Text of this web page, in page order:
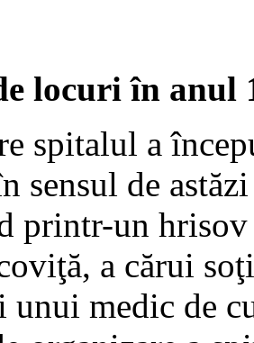
locuri în anul
spitalul a
sensul de
printr-un
a cărui
unui medic de